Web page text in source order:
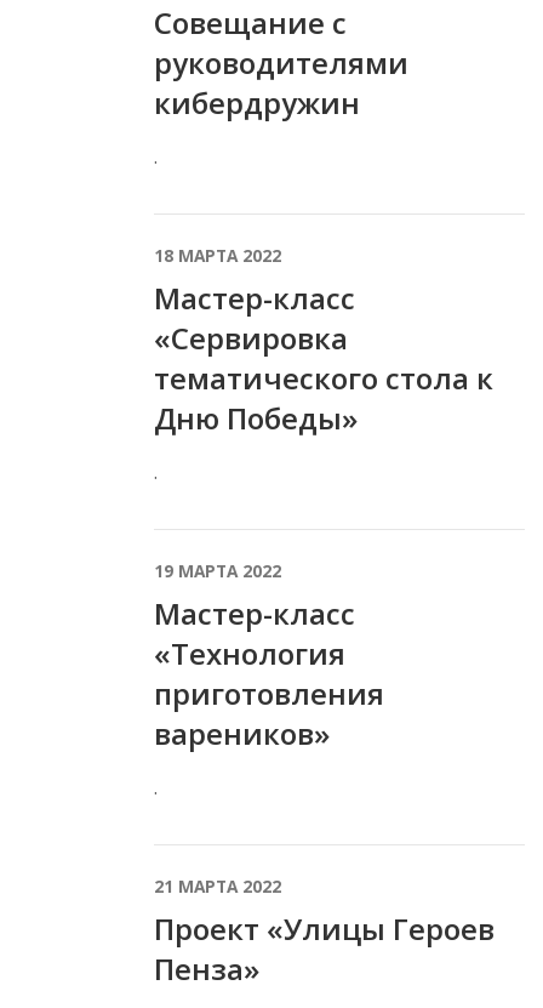
Совещание с
руководителями
кибердружин
.
18 МАРТА 2022
Мастер-класс
«Сервировка
тематического стола к
Дню Победы»
.
19 МАРТА 2022
Мастер-класс
«Технология
приготовления
вареников»
.
21 МАРТА 2022
Проект «Улицы Героев
Пенза»